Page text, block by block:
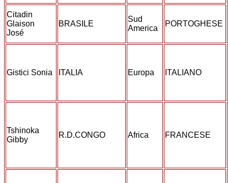
Citadin
Glaison
José
BRASILE
Sud
America
PORTOGHESE
Gistici Sonia ITALIA Europa ITALIANO
Tshinoka
Gibby
R.D.CONGO Africa FRANCESE